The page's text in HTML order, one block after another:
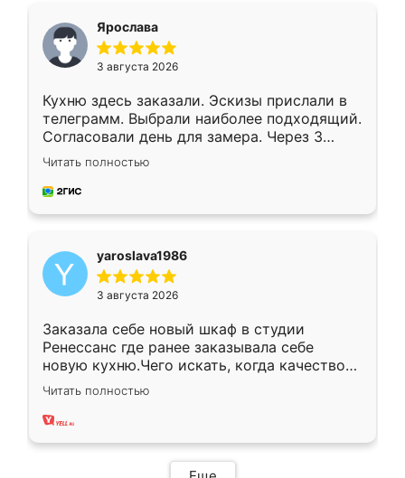
Ярослава
3 августа 2026
Кухню здесь заказали. Эскизы прислали в
телеграмм. Выбрали наиболее подходящий.
Согласовали день для замера. Через 3
недели кухня была уже готова. Остались
довольны работой. Спасибо Ренессанс
мебель за качественную работу!
Читать полностью
yaroslava1986
3 августа 2026
Заказала себе новый шкаф в студии
Ренессанс где ранее заказывала себе
новую кухню.Чего искать, когда качеством
вполне довольна. Служит кухня уже почти
два года, нареканий нет.
Читать полностью